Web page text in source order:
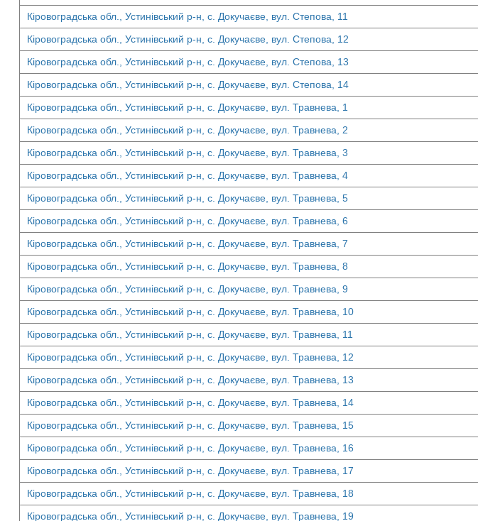
Кіровоградська обл., Устинівський р-н, с. Докучаєве, вул. Степова, 11
Кіровоградська обл., Устинівський р-н, с. Докучаєве, вул. Степова, 12
Кіровоградська обл., Устинівський р-н, с. Докучаєве, вул. Степова, 13
Кіровоградська обл., Устинівський р-н, с. Докучаєве, вул. Степова, 14
Кіровоградська обл., Устинівський р-н, с. Докучаєве, вул. Травнева, 1
Кіровоградська обл., Устинівський р-н, с. Докучаєве, вул. Травнева, 2
Кіровоградська обл., Устинівський р-н, с. Докучаєве, вул. Травнева, 3
Кіровоградська обл., Устинівський р-н, с. Докучаєве, вул. Травнева, 4
Кіровоградська обл., Устинівський р-н, с. Докучаєве, вул. Травнева, 5
Кіровоградська обл., Устинівський р-н, с. Докучаєве, вул. Травнева, 6
Кіровоградська обл., Устинівський р-н, с. Докучаєве, вул. Травнева, 7
Кіровоградська обл., Устинівський р-н, с. Докучаєве, вул. Травнева, 8
Кіровоградська обл., Устинівський р-н, с. Докучаєве, вул. Травнева, 9
Кіровоградська обл., Устинівський р-н, с. Докучаєве, вул. Травнева, 10
Кіровоградська обл., Устинівський р-н, с. Докучаєве, вул. Травнева, 11
Кіровоградська обл., Устинівський р-н, с. Докучаєве, вул. Травнева, 12
Кіровоградська обл., Устинівський р-н, с. Докучаєве, вул. Травнева, 13
Кіровоградська обл., Устинівський р-н, с. Докучаєве, вул. Травнева, 14
Кіровоградська обл., Устинівський р-н, с. Докучаєве, вул. Травнева, 15
Кіровоградська обл., Устинівський р-н, с. Докучаєве, вул. Травнева, 16
Кіровоградська обл., Устинівський р-н, с. Докучаєве, вул. Травнева, 17
Кіровоградська обл., Устинівський р-н, с. Докучаєве, вул. Травнева, 18
Кіровоградська обл., Устинівський р-н, с. Докучаєве, вул. Травнева, 19